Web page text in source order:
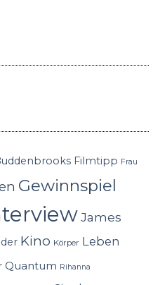
Filmtipp Frau
Gewinnspiel
James
Kino Körper Leben
Quantum Rihanna